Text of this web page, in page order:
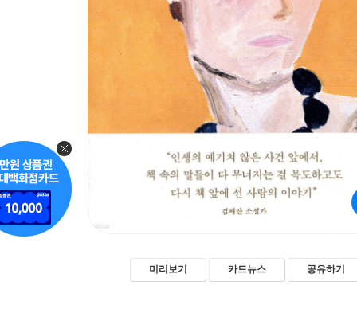
미리보기 카드뉴스 공유하기